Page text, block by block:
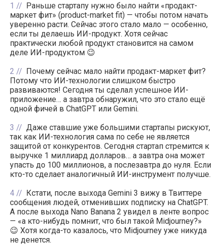
1
Раньше стартапу нужно было найти «продакт-
маркет фит» (product-market fit) — чтобы потом начать
уверенно расти. Сейчас этого стало мало — особенно,
если ты делаешь ИИ-продукт. Хотя сейчас
практически любой продукт становится на самом
деле ИИ-продуктом 😉
2
Почему сейчас мало найти продакт-маркет фит?
Потому что ИИ-технологии слишком быстро
развиваются! Сегодня ты сделал успешное ИИ-
приложение… а завтра обнаружил, что это стало ещё
одной фичей в ChatGPT или Gemini.
3
Даже ставшие уже большими стартапы рискуют,
так как ИИ-технология сама по себе не является
защитой от конкурентов. Сегодня стартап стремится к
выручке 1 миллиард долларов… а завтра она может
упасть до 100 миллионов, а послезавтра до нуля. Если
кто-то сделает аналогичный ИИ-инструмент получше.
4
Кстати, после выхода Gemini 3 вижу в Твиттере
сообщения людей, отменивших подписку на ChatGPT.
А после выхода Nano Banana 2 увидел в ленте вопрос
— «а кто-нибудь помнит, что был такой Midjourney?»
😉 Хотя когда-то казалось, что Midjourney уже никуда
не денется.